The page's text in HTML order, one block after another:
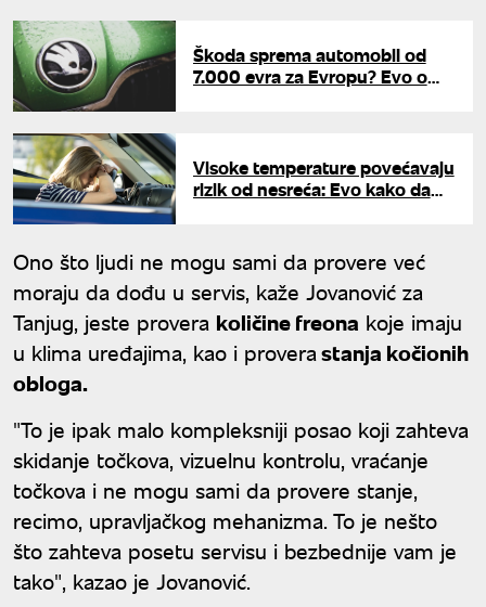
Škoda sprema automobil od
7.000 evra za Evropu? Evo o
Visoke temperature povećavaju
rizik od nesreća: Evo kako da
Ono što ljudi ne mogu sami da provere već
moraju da dođu u servis, kaže Jovanović za
Tanjug, jeste provera količine freona koje imaju
u klima uređajima, kao i proverastanja kočionih
obloga.
"To je ipak malo kompleksniji posao koji zahteva
skidanje točkova, vizuelnu kontrolu, vraćanje
točkova i ne mogu sami da provere stanje,
recimo, upravljačkog mehanizma. To je nešto
što zahteva posetu servisu i bezbednije vam je
tako", kazao je Jovanović.